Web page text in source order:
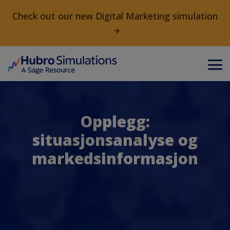
Check out our new Digital Marketing simulation
Opplegg:
situasjonsanalyse og
markedsinformasjon